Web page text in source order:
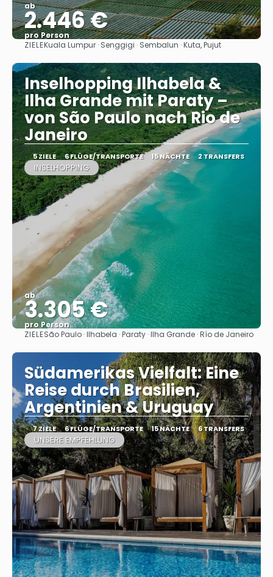
ab
2.446 €
pro Person
Sehen
ZIELEKuala Lumpur · Senggigi · Sembalun · Kuta, Pujut
Inselhopping Ilhabela &
Ilha Grande mit Paraty –
von São Paulo nach Rio de
Janeiro
5 ZIELE 6 FLÜGE/TRANSPORTE 15 NÄCHTE 2 TRANSFERS
INSELHOPPING
ab
3.305 €
pro Person
Sehen
ZIELESão Paulo · Ilhabela · Paraty · Ilha Grande · Río de Janeiro
Südamerikas Vielfalt: Eine
Reise durch Brasilien,
Argentinien & Uruguay
7 ZIELE 6 FLÜGE/TRANSPORTE 15 NÄCHTE 6 TRANSFERS
UNSERE EMPFEHLUNG